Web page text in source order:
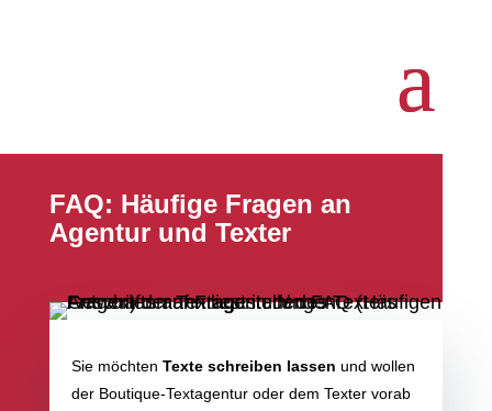
FAQ: Häufige Fragen an
Agentur und Texter
Sie möchten Texte schreiben lassen und wollen
der Boutique-Textagentur oder dem Texter vorab